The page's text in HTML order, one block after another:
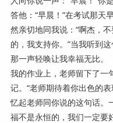
答他：“早晨！”在考试那天
然亲切地同我说：“啊杰，
的，我支持你。”当我听到
那一声轻唤让我幸福无比
我的作业上，老师留下了一
记。“老师期待着你出色的
忆起老师同你说的这句话
福不是永恒的，我们一定要